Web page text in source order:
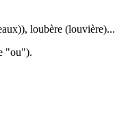
loubère (louvière)...
"ou").